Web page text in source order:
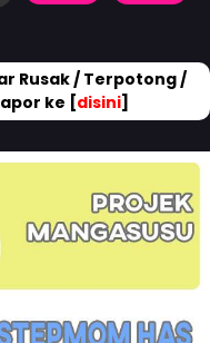
Rusak / Terpotong /
ke [disini]